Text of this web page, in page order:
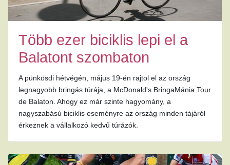
Több ezer biciklis lepi el a
Balatont szombaton
A pünkösdi hétvégén, május 19-én rajtol el az ország
legnagyobb bringás túrája, a McDonald's BringaMánia Tour
de Balaton. Ahogy ez már szinte hagyomány, a
nagyszabású biciklis eseményre az ország minden tájáról
érkeznek a vállalkozó kedvű túrázók.